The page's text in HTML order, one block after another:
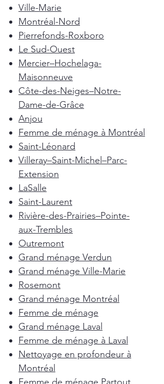
Ville-Marie
Montréal-Nord
Pierrefonds-Roxboro
Le Sud-Ouest
Mercier–Hochelaga-
Maisonneuve
Côte-des-Neiges–Notre-
Dame-de-Grâce
Anjou
Femme de ménage à Montréal
Saint-Léonard
Villeray–Saint-Michel–Parc-
Extension
LaSalle
Saint-Laurent
Rivière-des-Prairies–Pointe-
aux-Trembles
Outremont
Grand ménage Verdun
Grand ménage Ville-Marie
Rosemont
Grand ménage Montréal
Femme de ménage
Grand ménage Laval
Femme de ménage à Laval
Nettoyage en profondeur à
Montréal